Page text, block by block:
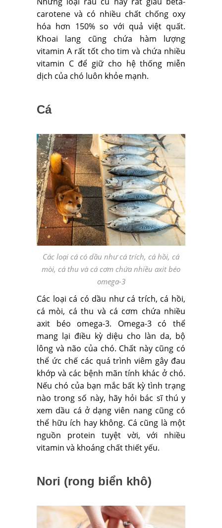
carotene và có nhiều chất chống oxy
hóa hơn 150% so với quả việt quất.
Khoai lang cũng chứa hàm lượng
vitamin A rất tốt cho tim và chứa nhiều
vitamin C để giữ cho hệ thống miễn
dịch của chó luôn khỏe mạnh.
Cá
Các loại cá có dầu như cá trích, cá hồi, cá
mòi, cá thu và cá cơm chứa nhiều axit béo
omega-3
Các loại cá có dầu như cá trích, cá hồi,
cá mòi, cá thu và cá cơm chứa nhiều
axit béo omega-3. Omega-3 có thể
mang lại điều kỳ diệu cho làn da, bộ
lông và não của chó. Chất này cũng có
thể ức chế các quá trình viêm gây đau
khớp và các bệnh mãn tính khác ở chó.
Nếu chó của bạn mắc bất kỳ tình trạng
nào trong số này, hãy hỏi bác sĩ thú y
xem dầu cá ở dạng viên nang cũng có
thể hữu ích hay không. Cá cũng là một
nguồn protein tuyệt vời, với nhiều
vitamin và khoáng chất thiết yếu.
Nori (rong biển khô)